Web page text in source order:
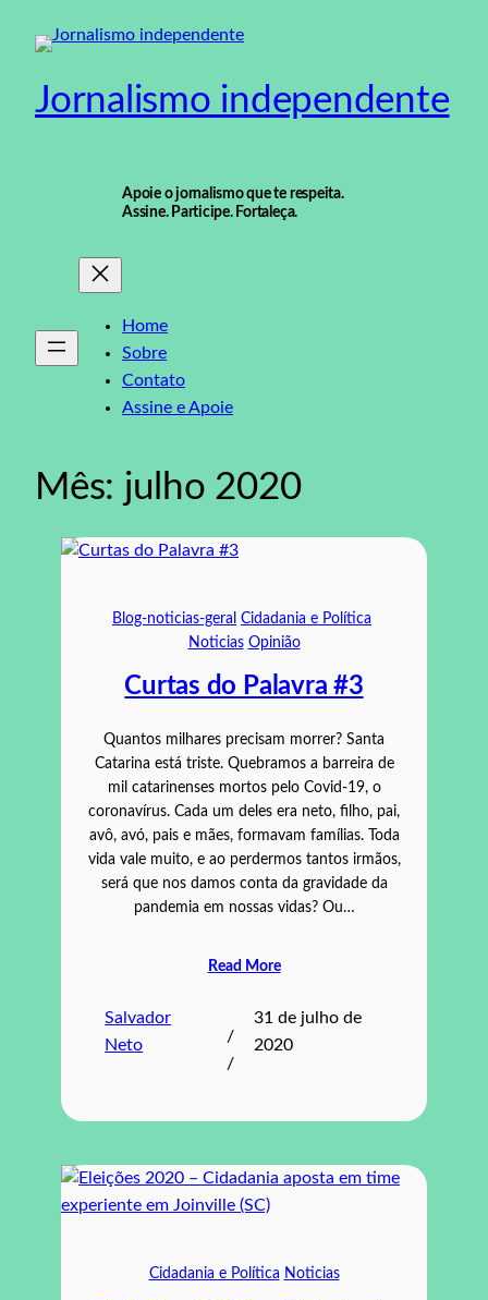
para
conteúdo
Jornalismo independente
Apoie o jornalismo que te respeita.
Assine. Participe. Fortaleça.
Home
Sobre
Contato
Assine e Apoie
Mês: julho 2020
Blog-noticias-geral Cidadania e Política
Noticias Opinião
Curtas do Palavra #3
Quantos milhares precisam morrer? Santa
Catarina está triste. Quebramos a barreira de
mil catarinenses mortos pelo Covid-19, o
coronavírus. Cada um deles era neto, filho, pai,
avô, avó, pais e mães, formavam famílias. Toda
vida vale muito, e ao perdermos tantos irmãos,
será que nos damos conta da gravidade da
pandemia em nossas vidas? Ou…
Read More
Salvador
Neto
/
/
31 de julho de
2020
Cidadania e Política Noticias